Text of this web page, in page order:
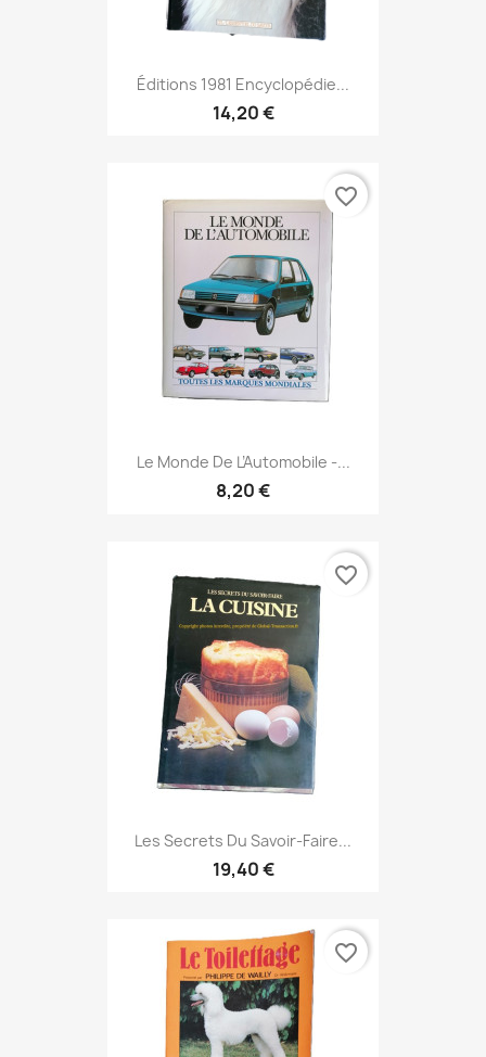
Éditions 1981 Encyclopédie...
14,20 €
Le Monde De L’Automobile -...
8,20 €
favorite_border
Les Secrets Du Savoir‑Faire...
19,40 €
favorite_border
favorite_border